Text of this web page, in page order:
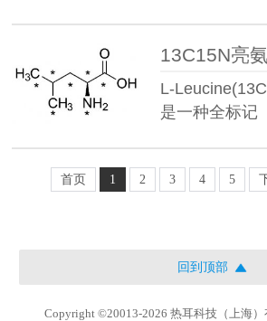
L-
是一种全标记
首页 1 2 3 4 5
回到顶部
Copyright ©20013-2026 热耳科技（上海